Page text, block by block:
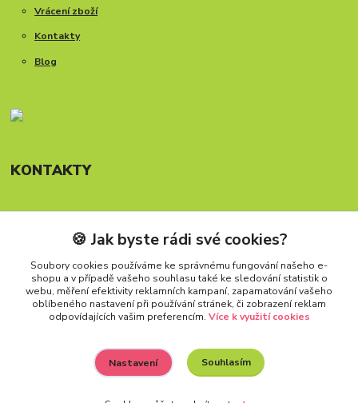
Vrácení zboží
Kontakty
Blog
KONTAKTY
Telefon: +420 777 288 882
Provozní doba Po-Pá, 8-15:30 hod.
info@carforkids.cz
🍪 Jak byste rádi své cookies?
Soubory cookies používáme ke správnému fungování našeho e-
shopu a v případě vašeho souhlasu také ke sledování statistik o
webu, měření efektivity reklamních kampaní, zapamatování vašeho
oblíbeného nastavení při používání stránek, či zobrazení reklam
odpovídajících vašim preferencím. Více k využití cookies
Nastavení Souhlasím